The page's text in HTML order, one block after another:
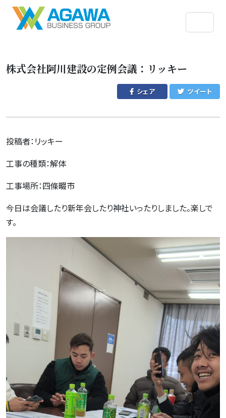
株式会社阿川建設の定例会議：リッキー
シェア ツイート
投稿者：リッキー
工事の種類：解体
工事場所：四條畷市
今日は会議したり新年会したり神社いったりしました。楽しで
す。